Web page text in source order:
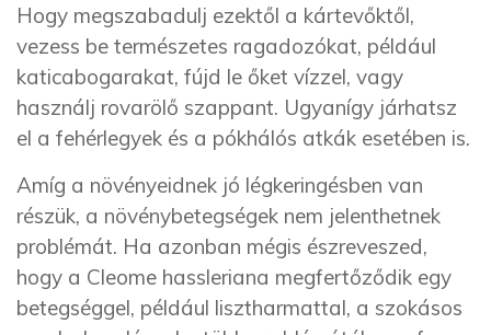
Hogy megszabadulj ezektől a kártevőktől,
vezess be természetes ragadozókat, például
katicabogarakat, fújd le őket vízzel, vagy
használj rovarölő szappant. Ugyanígy járhatsz
el a fehérlegyek és a pókhálós atkák esetében is.
Amíg a növényeidnek jó légkeringésben van
részük, a növénybetegségek nem jelenthetnek
problémát. Ha azonban mégis észreveszed,
hogy a Cleome hassleriana megfertőződik egy
betegséggel, például lisztharmattal, a szokásos